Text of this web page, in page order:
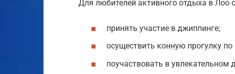
Для любителей активного отдыха в Лоо
принять участие в джиппинге;
осуществить конную прогулку
поучаствовать в